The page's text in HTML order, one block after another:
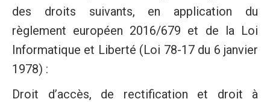
des droits suivants, en application du
règlement européen 2016/679 et de la Loi
Informatique et Liberté (Loi 78-17 du 6 janvier
1978) :
Droit d’accès, de rectification et droit à